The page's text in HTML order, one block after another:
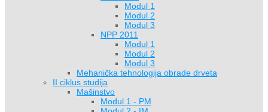
Modul 1
Modul 2
Modul 3
NPP 2011
Modul 1
Modul 2
Modul 3
Mehanička tehnologija obrade drveta
II ciklus studija
Mašinstvo
Modul 1 - PM